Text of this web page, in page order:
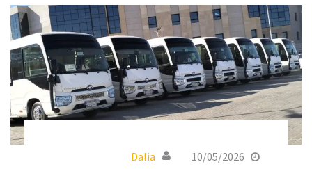
10/05/2026
Dalia